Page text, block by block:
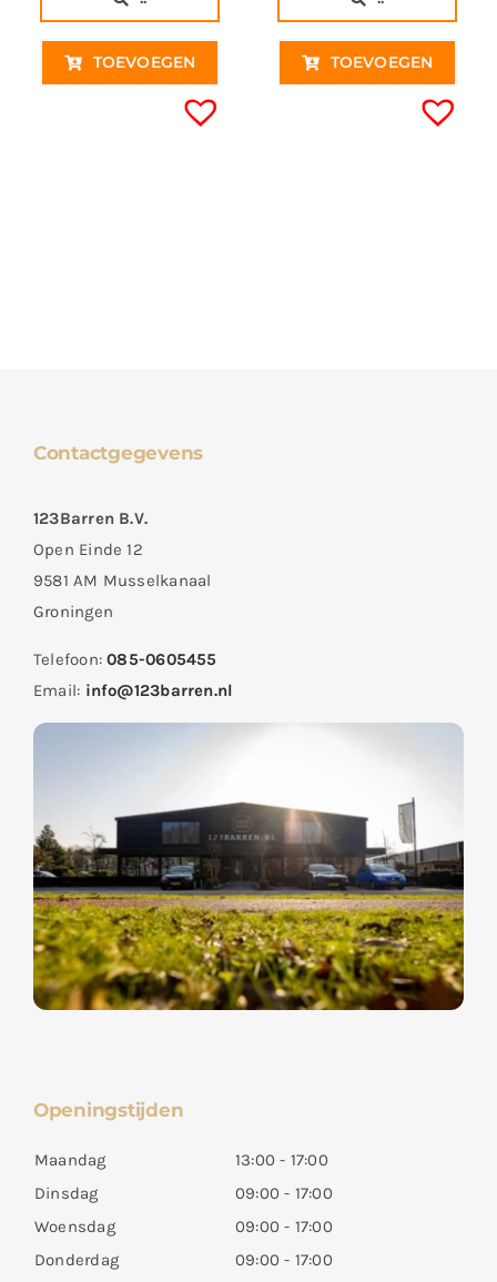
€ 13,95€ 11,53.
€ 9,95€ 8,22.
TOEVOEGEN TOEVOEGEN
Contactgegevens
123Barren B.V.
Open Einde 12
9581 AM Musselkanaal
Groningen
Telefoon:085-0605455
Email: info@123barren.nl
Openingstijden
Maandag
13:00 - 17:00
Dinsdag
09:00 - 17:00
Woensdag
09:00 - 17:00
Donderdag
09:00 - 17:00